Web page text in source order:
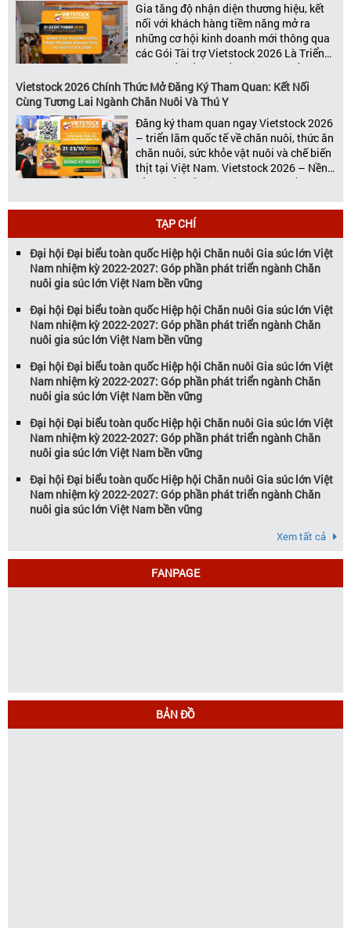
Gia tăng độ nhận diện thương hiệu, kết
nối với khách hàng tiềm năng mở ra
những cơ hội kinh doanh mới thông qua
các Gói Tài trợ Vietstock 2026 Là Triển
lãm Quốc tế hàng đầu Việt Nam về
chuyên ngành Chăn nuôi, Thức ăn chăn
nuôi và Chế biến thịt, Vietstock Expo &
Vietstock 2026 Chính Thức Mở Đăng Ký Tham Quan: Kết Nối
Cùng Tương Lai Ngành Chăn Nuôi Và Thú Y
Đăng ký tham quan ngay Vietstock 2026
– triển lãm quốc tế về chăn nuôi, thức ăn
chăn nuôi, sức khỏe vật nuôi và chế biến
thịt tại Việt Nam. Vietstock 2026 – Nền
Tảng Kết Nối Kinh Doanh Hàng Đầu Cho
ngày 21 – 23 […]
TẠP CHÍ
Đại hội Đại biểu toàn quốc Hiệp hội Chăn nuôi Gia súc lớn Việt
Nam nhiệm kỳ 2022-2027: Góp phần phát triển ngành Chăn
nuôi gia súc lớn Việt Nam bền vững
Đại hội Đại biểu toàn quốc Hiệp hội Chăn nuôi Gia súc lớn Việt
Nam nhiệm kỳ 2022-2027: Góp phần phát triển ngành Chăn
nuôi gia súc lớn Việt Nam bền vững
Đại hội Đại biểu toàn quốc Hiệp hội Chăn nuôi Gia súc lớn Việt
Nam nhiệm kỳ 2022-2027: Góp phần phát triển ngành Chăn
nuôi gia súc lớn Việt Nam bền vững
Đại hội Đại biểu toàn quốc Hiệp hội Chăn nuôi Gia súc lớn Việt
Nam nhiệm kỳ 2022-2027: Góp phần phát triển ngành Chăn
nuôi gia súc lớn Việt Nam bền vững
Đại hội Đại biểu toàn quốc Hiệp hội Chăn nuôi Gia súc lớn Việt
Nam nhiệm kỳ 2022-2027: Góp phần phát triển ngành Chăn
nuôi gia súc lớn Việt Nam bền vững
Xem tất cả
FANPAGE
BẢN ĐỒ